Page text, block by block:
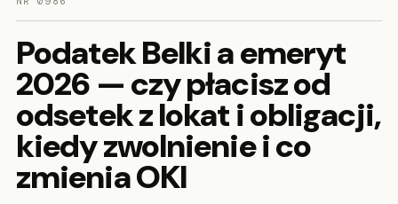
Podatek Belki a emeryt
2026 — czy płacisz od
odsetek z lokat i obligacji,
kiedy zwolnienie i co
zmienia OKI